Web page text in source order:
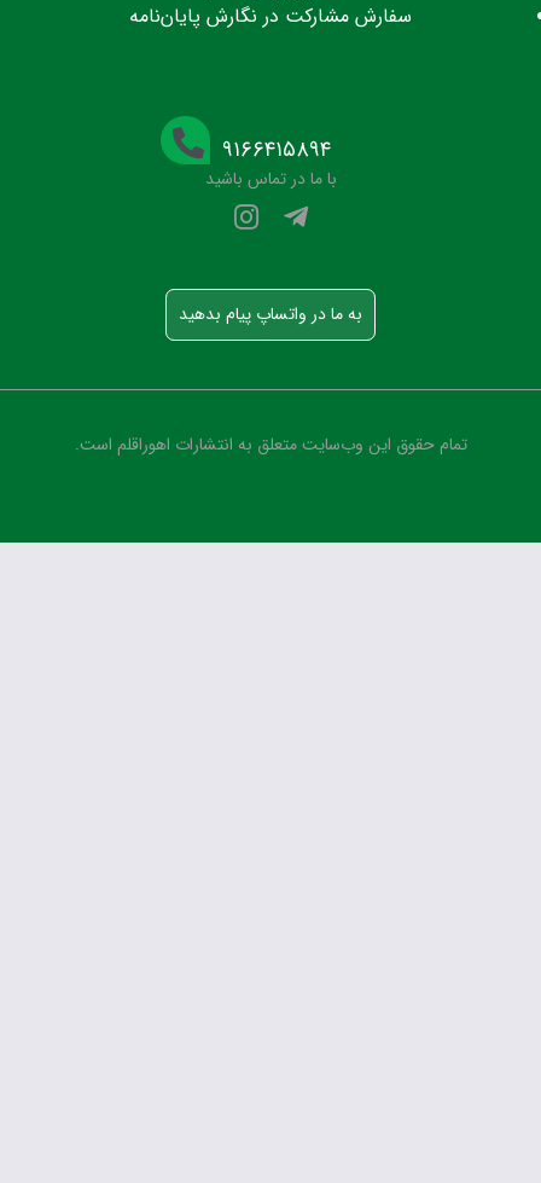
سفارش مشارکت در نگارش پایان‌نامه
۹۱۶۶۴۱۵۸۹۴
با ما در تماس باشید
به ما در واتساپ پیام بدهید
تمام حقوق این وب‌سایت متعلق به انتشارات اهوراقلم است.